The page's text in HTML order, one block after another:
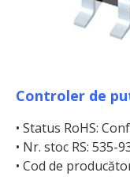
Controler de
• Status RoHS:
• Nr. stoc RS: 535-
• Cod de